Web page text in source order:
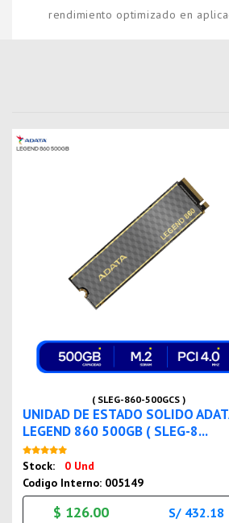
rendimiento optimizado en
( SLEG-860-500GCS )
UNIDAD DE ESTADO SOLIDO
LEGEND 860 500GB ( SLEG-8...
Stock:
0 Und
Codigo Interno: 005149
$ 126.00 S/ 432.18